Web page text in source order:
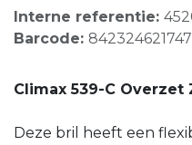
Interne referentie:
Barcode:
Climax 539-C
Deze bril heeft een